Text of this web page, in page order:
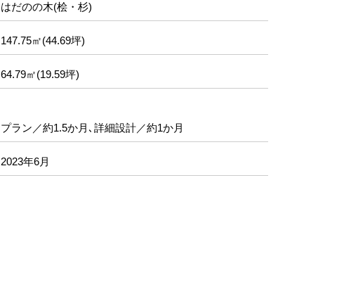
はだのの木(桧・杉)
147.75㎡(44.69坪)
64.79㎡(19.59坪)
プラン／約1.5か月､詳細設計／約1か月
2023年6月